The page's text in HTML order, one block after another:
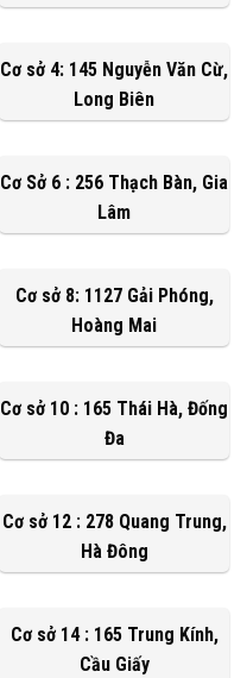
Cơ sở 4: 145 Nguyễn Văn Cừ,
Long Biên
Cơ Sở 6 : 256 Thạch Bàn, Gia
Lâm
Cơ sở 8: 1127 Gải Phóng,
Hoàng Mai
Cơ sở 10 : 165 Thái Hà, Đống
Đa
Cơ sở 12 : 278 Quang Trung,
Hà Đông
Cơ sở 14 : 165 Trung Kính,
Cầu Giấy